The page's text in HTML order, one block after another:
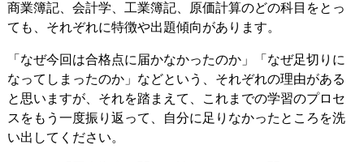
商業簿記、会計学、工業簿記、原価計算のどの科目をとっ
ても、それぞれに特徴や出題傾向があります。
「なぜ今回は合格点に届かなかったのか」「なぜ足切りに
なってしまったのか」などという、それぞれの理由がある
と思いますが、それを踏まえて、これまでの学習のプロセ
スをもう一度振り返って、自分に足りなかったところを洗
い出してください。